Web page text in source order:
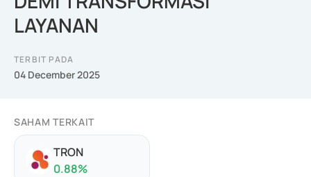
LAYANAN
TERBIT PADA
04 December 2025
SAHAM TERKAIT
TRON
0.88%